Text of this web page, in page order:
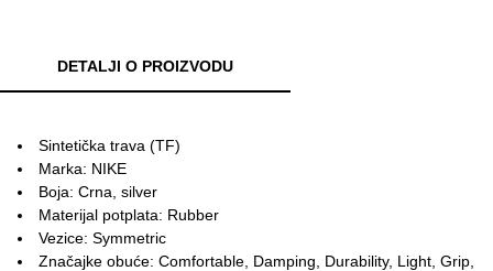
DETALJI O PROIZVODU
Sintetička trava (TF)
Marka: NIKE
Boja: Crna, silver
Materijal potplata: Rubber
Vezice: Symmetric
Značajke obuće: Comfortable, Damping, Durability, Light, Grip,